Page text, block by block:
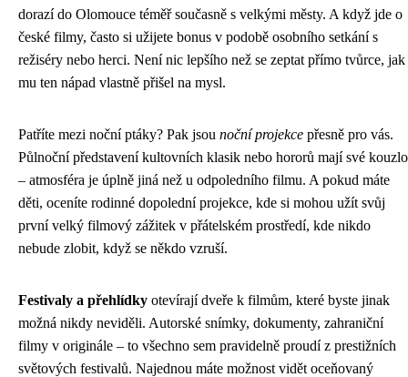
dorazí do Olomouce téměř současně s velkými městy. A když jde o
české filmy, často si užijete bonus v podobě osobního setkání s
režiséry nebo herci. Není nic lepšího než se zeptat přímo tvůrce, jak
mu ten nápad vlastně přišel na mysl.
Patříte mezi noční ptáky? Pak jsou noční projekce přesně pro vás.
Půlnoční představení kultovních klasik nebo hororů mají své kouzlo
– atmosféra je úplně jiná než u odpoledního filmu. A pokud máte
děti, oceníte rodinné dopolední projekce, kde si mohou užít svůj
první velký filmový zážitek v přátelském prostředí, kde nikdo
nebude zlobit, když se někdo vzruší.
Festivaly a přehlídky otevírají dveře k filmům, které byste jinak
možná nikdy neviděli. Autorské snímky, dokumenty, zahraniční
filmy v originále – to všechno sem pravidelně proudí z prestižních
světových festivalů. Najednou máte možnost vidět oceňovaný